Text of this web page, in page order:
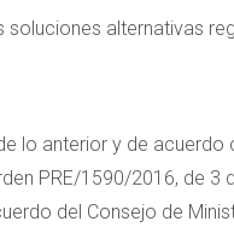
soluciones alternativas
lo anterior y de acuerdo
PRE/1590/2016, de 3
del Consejo de